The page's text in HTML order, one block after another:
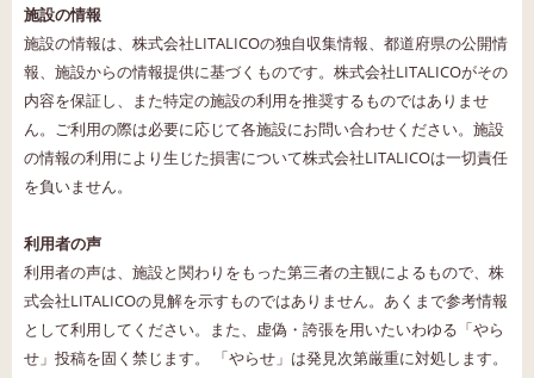
施設の情報
施設の情報は、株式会社LITALICOの独自収集情報、都道府県の公開情
報、施設からの情報提供に基づくものです。株式会社LITALICOがその
内容を保証し、また特定の施設の利用を推奨するものではありませ
ん。ご利用の際は必要に応じて各施設にお問い合わせください。施設
の情報の利用により生じた損害について株式会社LITALICOは一切責任
を負いません。
利用者の声
利用者の声は、施設と関わりをもった第三者の主観によるもので、株
式会社LITALICOの見解を示すものではありません。あくまで参考情報
として利用してください。また、虚偽・誇張を用いたいわゆる「やら
せ」投稿を固く禁じます。 「やらせ」は発見次第厳重に対処します。